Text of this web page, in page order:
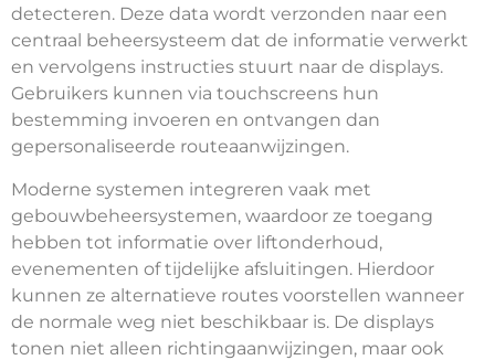
detecteren. Deze data wordt verzonden naar een
centraal beheersysteem dat de informatie verwerkt
en vervolgens instructies stuurt naar de displays.
Gebruikers kunnen via touchscreens hun
bestemming invoeren en ontvangen dan
gepersonaliseerde routeaanwijzingen.
Moderne systemen integreren vaak met
gebouwbeheersystemen, waardoor ze toegang
hebben tot informatie over liftonderhoud,
evenementen of tijdelijke afsluitingen. Hierdoor
kunnen ze alternatieve routes voorstellen wanneer
de normale weg niet beschikbaar is. De displays
tonen niet alleen richtingaanwijzingen, maar ook